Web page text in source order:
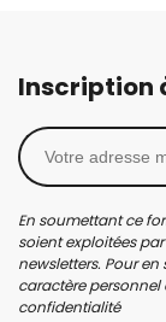
Inscription
En soumettant ce
soient exploitées
newsletters. Pour
caractère personnel
confidentialité